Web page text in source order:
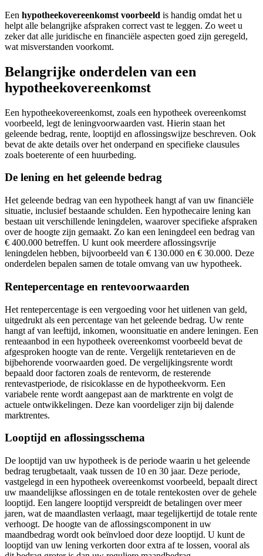
Een hypotheekovereenkomst voorbeeld is handig omdat het u
helpt alle belangrijke afspraken correct vast te leggen. Zo weet u
zeker dat alle juridische en financiële aspecten goed zijn geregeld,
wat misverstanden voorkomt.
Belangrijke onderdelen van een
hypotheekovereenkomst
Een hypotheekovereenkomst, zoals een hypotheek overeenkomst
voorbeeld, legt de leningvoorwaarden vast. Hierin staan het
geleende bedrag, rente, looptijd en aflossingswijze beschreven. Ook
bevat de akte details over het onderpand en specifieke clausules
zoals boeterente of een huurbeding.
De lening en het geleende bedrag
Het geleende bedrag van een hypotheek hangt af van uw financiële
situatie, inclusief bestaande schulden. Een hypothecaire lening kan
bestaan uit verschillende leningdelen, waarover specifieke afspraken
over de hoogte zijn gemaakt. Zo kan een leningdeel een bedrag van
€ 400.000 betreffen. U kunt ook meerdere aflossingsvrije
leningdelen hebben, bijvoorbeeld van € 130.000 en € 30.000. Deze
onderdelen bepalen samen de totale omvang van uw hypotheek.
Rentepercentage en rentevoorwaarden
Het rentepercentage is een vergoeding voor het uitlenen van geld,
uitgedrukt als een percentage van het geleende bedrag. Uw rente
hangt af van leeftijd, inkomen, woonsituatie en andere leningen. Een
renteaanbod in een hypotheek overeenkomst voorbeeld bevat de
afgesproken hoogte van de rente. Vergelijk rentetarieven en de
bijbehorende voorwaarden goed. De vergelijkingsrente wordt
bepaald door factoren zoals de rentevorm, de resterende
rentevastperiode, de risicoklasse en de hypotheekvorm. Een
variabele rente wordt aangepast aan de marktrente en volgt de
actuele ontwikkelingen. Deze kan voordeliger zijn bij dalende
marktrentes.
Looptijd en aflossingsschema
De looptijd van uw hypotheek is de periode waarin u het geleende
bedrag terugbetaalt, vaak tussen de 10 en 30 jaar. Deze periode,
vastgelegd in een hypotheek overeenkomst voorbeeld, bepaalt direct
uw maandelijkse aflossingen en de totale rentekosten over de gehele
looptijd. Een langere looptijd verspreidt de betalingen over meer
jaren, wat de maandlasten verlaagt, maar tegelijkertijd de totale rente
verhoogt. De hoogte van de aflossingscomponent in uw
maandbedrag wordt ook beïnvloed door deze looptijd. U kunt de
looptijd van uw lening verkorten door extra af te lossen, vooral als